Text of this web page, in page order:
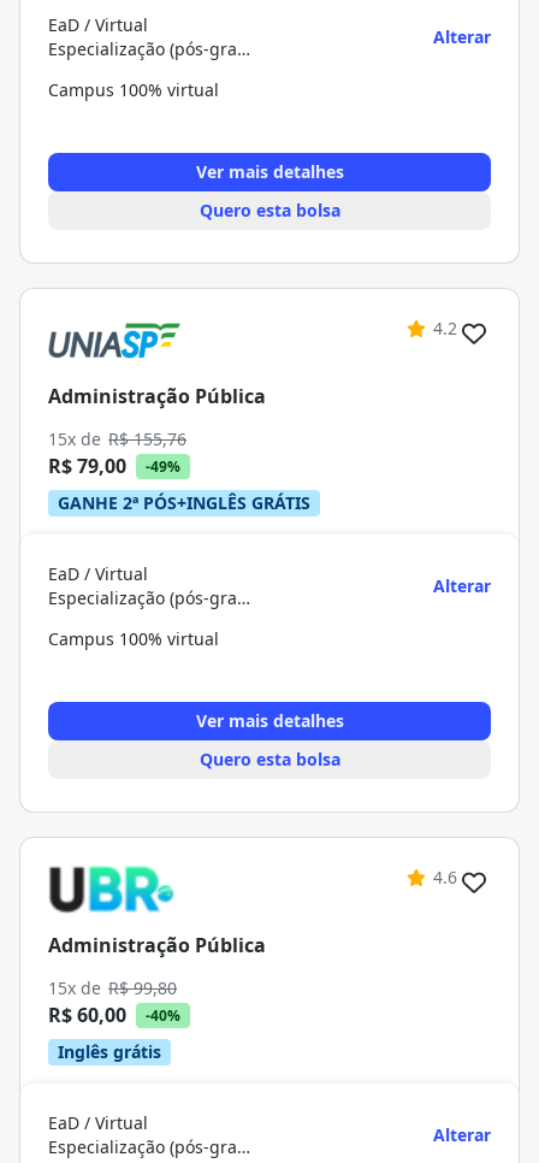
EaD / Virtual
Especialização (pós-graduação)
Alterar
Campus 100% virtual
Ver mais detalhes
Quero esta bolsa
4.2
Administração Pública
15x de R$ 155,76
R$ 79,00 -49%
GANHE 2ª PÓS+INGLÊS GRÁTIS
EaD / Virtual
Especialização (pós-graduação)
Alterar
Campus 100% virtual
Ver mais detalhes
Quero esta bolsa
4.6
Administração Pública
15x de R$ 99,80
R$ 60,00 -40%
Inglês grátis
EaD / Virtual
Especialização (pós-graduação)
Alterar